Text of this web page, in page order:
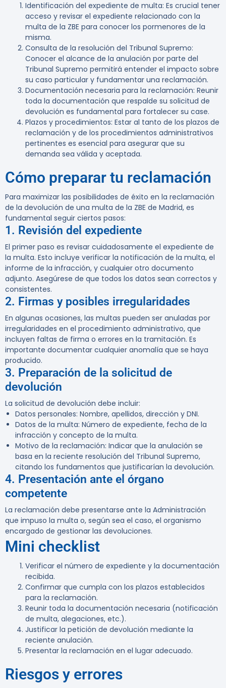
Identificación del expediente de multa: Es crucial tener
acceso y revisar el expediente relacionado con la
multa de la ZBE para conocer los pormenores de la
misma.
Consulta de la resolución del Tribunal Supremo:
Conocer el alcance de la anulación por parte del
Tribunal Supremo permitirá entender el impacto sobre
su caso particular y fundamentar una reclamación.
Documentación necesaria para la reclamación: Reunir
toda la documentación que respalde su solicitud de
devolución es fundamental para fortalecer su case.
Plazos y procedimientos: Estar al tanto de los plazos de
reclamación y de los procedimientos administrativos
pertinentes es esencial para asegurar que su
demanda sea válida y aceptada.
Cómo preparar tu reclamación
Para maximizar las posibilidades de éxito en la reclamación
de la devolución de una multa de la ZBE de Madrid, es
fundamental seguir ciertos pasos:
1. Revisión del expediente
El primer paso es revisar cuidadosamente el expediente de
la multa. Esto incluye verificar la notificación de la multa, el
informe de la infracción, y cualquier otro documento
adjunto. Asegúrese de que todos los datos sean correctos y
consistentes.
2. Firmas y posibles irregularidades
En algunas ocasiones, las multas pueden ser anuladas por
irregularidades en el procedimiento administrativo, que
incluyen faltas de firma o errores en la tramitación. Es
importante documentar cualquier anomalía que se haya
producido.
3. Preparación de la solicitud de
devolución
La solicitud de devolución debe incluir:
Datos personales: Nombre, apellidos, dirección y DNI.
Datos de la multa: Número de expediente, fecha de la
infracción y concepto de la multa.
Motivo de la reclamación: Indicar que la anulación se
basa en la reciente resolución del Tribunal Supremo,
citando los fundamentos que justificarían la devolución.
4. Presentación ante el órgano
competente
La reclamación debe presentarse ante la Administración
que impuso la multa o, según sea el caso, el organismo
encargado de gestionar las devoluciones.
Mini checklist
Verificar el número de expediente y la documentación
recibida.
Confirmar que cumpla con los plazos establecidos
para la reclamación.
Reunir toda la documentación necesaria (notificación
de multa, alegaciones, etc.).
Justificar la petición de devolución mediante la
reciente anulación.
Presentar la reclamación en el lugar adecuado.
Riesgos y errores